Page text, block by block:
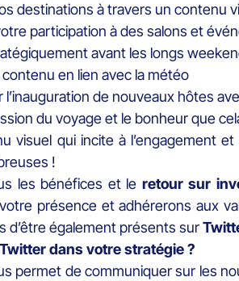
destinations à travers un contenu
participation à des salons et
avant les longs
en lien avec la météo
de nouveaux hôtes
du voyage et le bonheur que
visuel qui incite à l’engagement
!
les bénéfices et le retour sur
présence et adhérerons aux
d’être également présents sur
dans votre stratégie ?
permet de communiquer sur les